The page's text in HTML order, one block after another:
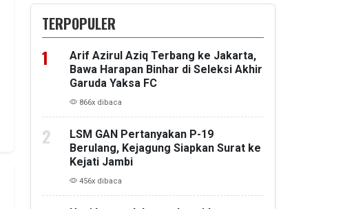
TERPOPULER
Arif Azirul Aziq Terbang ke Jakarta,
Bawa Harapan Binhar di Seleksi Akhir
Garuda Yaksa FC
866x dibaca
LSM GAN Pertanyakan P-19
Berulang, Kejagung Siapkan Surat ke
Kejati Jambi
456x dibaca